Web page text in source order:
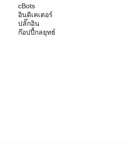
cBots
อินดิเคเตอร์
ปลั๊กอิน
ก๊อปปี้กลยุทธ์